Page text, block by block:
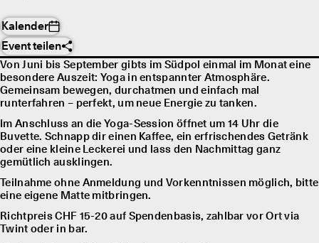
Kalender
Event teilen
Von Juni bis September gibts im Südpol einmal im Monat eine
besondere Auszeit: Yoga in entspannter Atmosphäre.
Gemeinsam bewegen, durchatmen und einfach mal
runterfahren – perfekt, um neue Energie zu tanken.
Im Anschluss an die Yoga-Session öffnet um 14 Uhr die
Buvette. Schnapp dir einen Kaffee, ein erfrischendes Getränk
oder eine kleine Leckerei und lass den Nachmittag ganz
gemütlich ausklingen.
Teilnahme ohne Anmeldung und Vorkenntnissen möglich, bitte
eine eigene Matte mitbringen.
Richtpreis CHF 15-20 auf Spendenbasis, zahlbar vor Ort via
Twint oder in bar.